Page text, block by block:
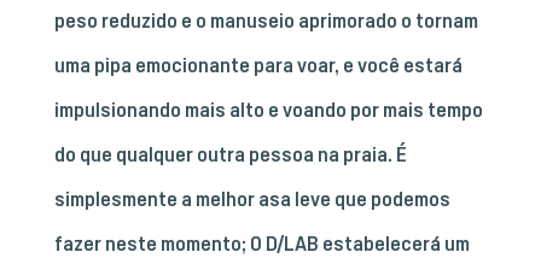
peso reduzido e o manuseio aprimorado o tornam
uma pipa emocionante para voar, e você estará
impulsionando mais alto e voando por mais tempo
do que qualquer outra pessoa na praia. É
simplesmente a melhor asa leve que podemos
fazer neste momento; O D/LAB estabelecerá um